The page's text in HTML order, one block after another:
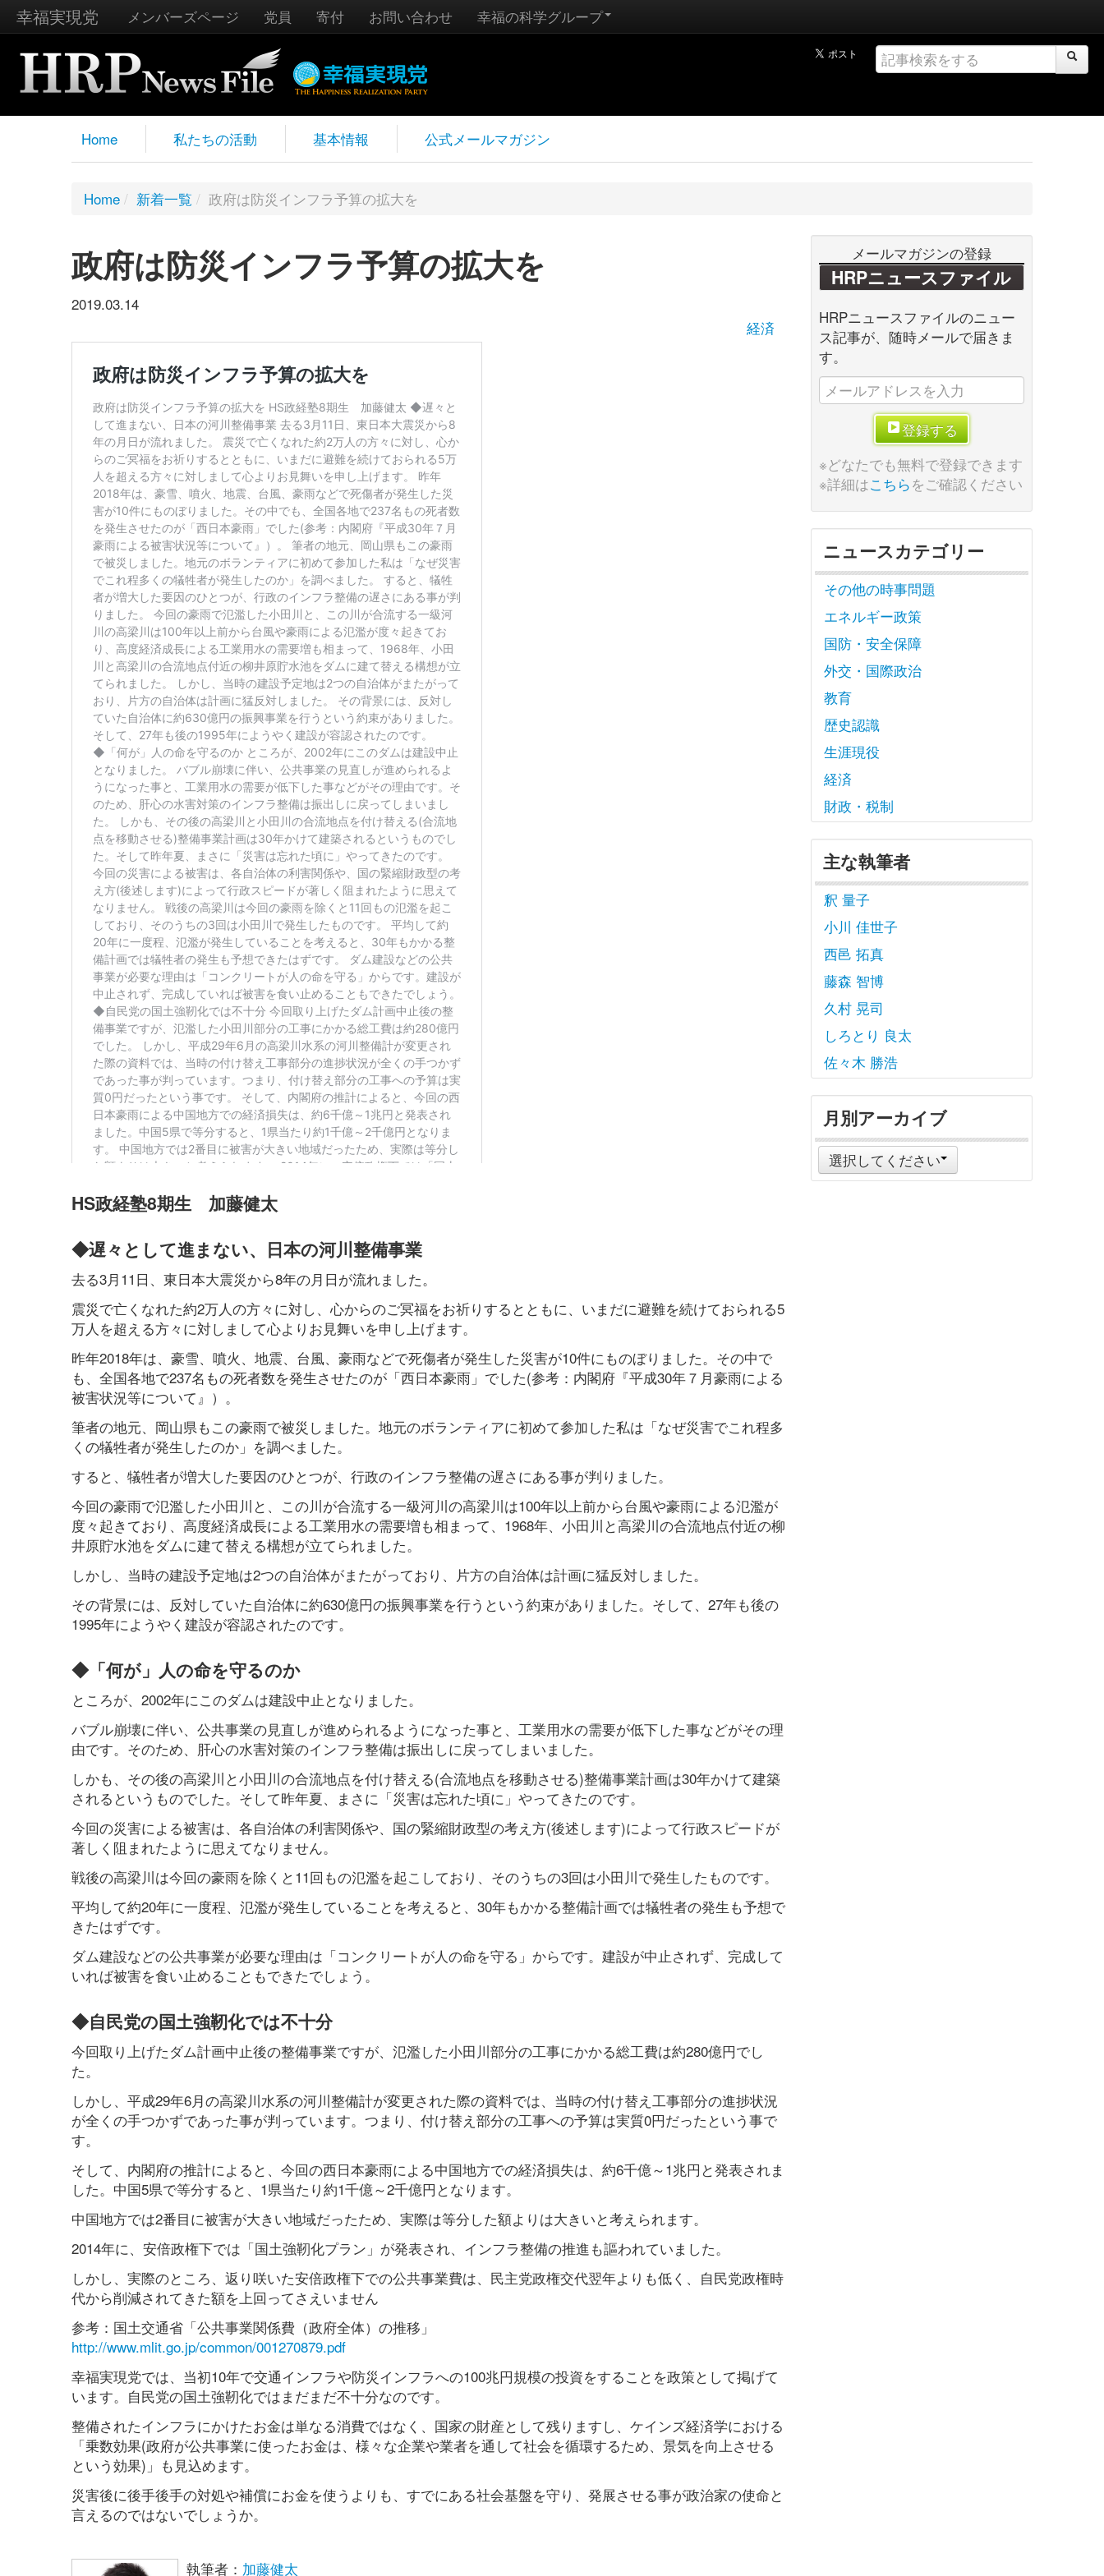
幸福実現党 メンバーズページ 党員 寄付 お問い合わせ 幸福の科学グループ
Home 私たちの活動 基本情報 公式メールマガジン
Home / 新着一覧 / 政府は防災インフラ予算の拡大を
政府は防災インフラ予算の拡大を
2019.03.14
経済
HS政経塾8期生 加藤健太
◆遅々として進まない、日本の河川整備事業
去る3月11日、東日本大震災から8年の月日が流れました。
震災で亡くなれた約2万人の方々に対し、心からのご冥福をお祈りするとともに、いまだに避難を続けておられる5
万人を超える方々に対しまして心よりお見舞いを申し上げます。
昨年2018年は、豪雪、噴火、地震、台風、豪雨などで死傷者が発生した災害が10件にものぼりました。その中で
も、全国各地で237名もの死者数を発生させたのが「西日本豪雨」でした(参考：内閣府『平成30年７月豪雨による
被害状況等について』）。
筆者の地元、岡山県もこの豪雨で被災しました。地元のボランティアに初めて参加した私は「なぜ災害でこれ程多
くの犠牲者が発生したのか」を調べました。
すると、犠牲者が増大した要因のひとつが、行政のインフラ整備の遅さにある事が判りました。
今回の豪雨で氾濫した小田川と、この川が合流する一級河川の高梁川は100年以上前から台風や豪雨による氾濫が
度々起きており、高度経済成長による工業用水の需要増も相まって、1968年、小田川と高梁川の合流地点付近の柳
井原貯水池をダムに建て替える構想が立てられました。
しかし、当時の建設予定地は2つの自治体がまたがっており、片方の自治体は計画に猛反対しました。
その背景には、反対していた自治体に約630億円の振興事業を行うという約束がありました。そして、27年も後の
1995年にようやく建設が容認されたのです。
◆「何が」人の命を守るのか
ところが、2002年にこのダムは建設中止となりました。
バブル崩壊に伴い、公共事業の見直しが進められるようになった事と、工業用水の需要が低下した事などがその理
由です。そのため、肝心の水害対策のインフラ整備は振出しに戻ってしまいました。
しかも、その後の高梁川と小田川の合流地点を付け替える(合流地点を移動させる)整備事業計画は30年かけて建築
されるというものでした。そして昨年夏、まさに「災害は忘れた頃に」やってきたのです。
今回の災害による被害は、各自治体の利害関係や、国の緊縮財政型の考え方(後述します)によって行政スピードが
著しく阻まれたように思えてなりません。
戦後の高梁川は今回の豪雨を除くと11回もの氾濫を起こしており、そのうちの3回は小田川で発生したものです。
平均して約20年に一度程、氾濫が発生していることを考えると、30年もかかる整備計画では犠牲者の発生も予想で
きたはずです。
ダム建設などの公共事業が必要な理由は「コンクリートが人の命を守る」からです。建設が中止されず、完成して
いれば被害を食い止めることもできたでしょう。
◆自民党の国土強靭化では不十分
今回取り上げたダム計画中止後の整備事業ですが、氾濫した小田川部分の工事にかかる総工費は約280億円でし
た。
しかし、平成29年6月の高梁川水系の河川整備計が変更された際の資料では、当時の付け替え工事部分の進捗状況
が全くの手つかずであった事が判っています。つまり、付け替え部分の工事への予算は実質0円だったという事で
す。
そして、内閣府の推計によると、今回の西日本豪雨による中国地方での経済損失は、約6千億～1兆円と発表されま
した。中国5県で等分すると、1県当たり約1千億～2千億円となります。
中国地方では2番目に被害が大きい地域だったため、実際は等分した額よりは大きいと考えられます。
2014年に、安倍政権下では「国土強靭化プラン」が発表され、インフラ整備の推進も謳われていました。
しかし、実際のところ、返り咲いた安倍政権下での公共事業費は、民主党政権交代翌年よりも低く、自民党政権時
代から削減されてきた額を上回ってさえいません
参考：国土交通省「公共事業関係費（政府全体）の推移」
http://www.mlit.go.jp/common/001270879.pdf
幸福実現党では、当初10年で交通インフラや防災インフラへの100兆円規模の投資をすることを政策として掲げて
います。自民党の国土強靭化ではまだまだ不十分なのです。
整備されたインフラにかけたお金は単なる消費ではなく、国家の財産として残りますし、ケインズ経済学における
「乗数効果(政府が公共事業に使ったお金は、様々な企業や業者を通して社会を循環するため、景気を向上させる
という効果)」も見込めます。
災害後に後手後手の対処や補償にお金を使うよりも、すでにある社会基盤を守り、発展させる事が政治家の使命と
言えるのではないでしょうか。
執筆者： 加藤健太
メールマガジンの登録
HRPニュースファイル
HRPニュースファイルのニュー
ス記事が、随時メールで届きま
す。
登録する
※どなたでも無料で登録できます
※詳細はこちらをご確認ください
ニュースカテゴリー
その他の時事問題
エネルギー政策
国防・安全保障
外交・国際政治
教育
歴史認識
生涯現役
経済
財政・税制
主な執筆者
釈 量子
小川 佳世子
西邑 拓真
藤森 智博
久村 晃司
しろとり 良太
佐々木 勝浩
月別アーカイブ
選択してください